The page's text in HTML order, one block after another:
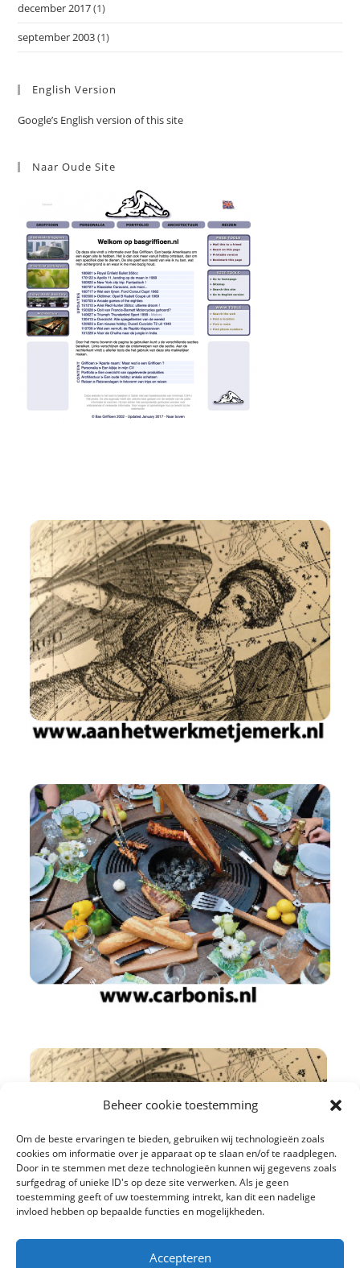
Beheer cookie toestemming
Om de beste ervaringen te bieden, gebruiken wij technologieën zoals
cookies om informatie over je apparaat op te slaan en/of te raadplegen.
Door in te stemmen met deze technologieën kunnen wij gegevens zoals
surfgedrag of unieke ID's op deze site verwerken. Als je geen
toestemming geeft of uw toestemming intrekt, kan dit een nadelige
invloed hebben op bepaalde functies en mogelijkheden.
Accepteren
december 2017(1)
september 2003(1)
English Version
Google’s English version of this site
Naar Oude Site